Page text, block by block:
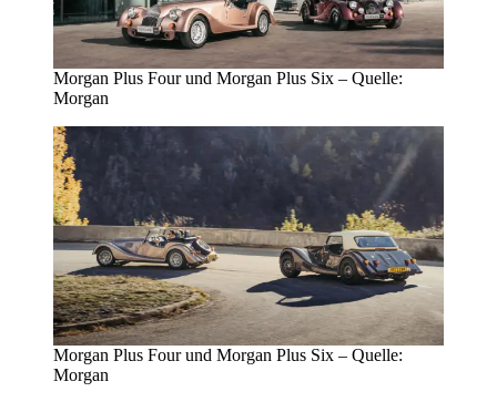
Morgan Plus Four und Morgan Plus Six – Quelle:
Morgan
Morgan Plus Four und Morgan Plus Six – Quelle:
Morgan